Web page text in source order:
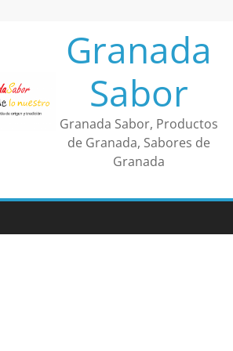
Granada
Sabor
Granada Sabor, Productos
de Granada, Sabores de
Granada